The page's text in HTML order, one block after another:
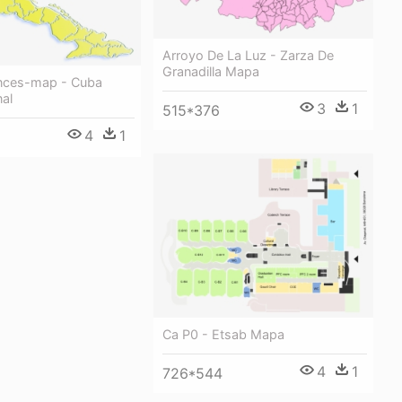
Arroyo De La Luz - Zarza De
Granadilla Mapa
515*376 3 1
map - Cuba
4 1
Ca P0 - Etsab Mapa
726*544 4 1